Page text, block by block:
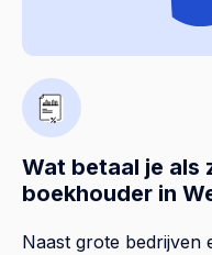
Wat betaal je als
boekhouder in
Naast grote bedrijven